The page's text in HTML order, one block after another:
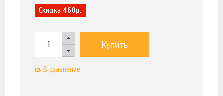
Скидка 460р.
Купить
В сравнение